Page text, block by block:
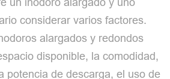
considerar varios factores.
alargados y redondos
disponible, la comodidad,
potencia de descarga, el uso de